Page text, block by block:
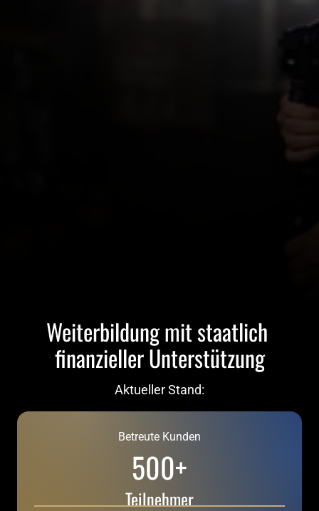
Weiterbildung mit staatlich
finanzieller Unterstützung
Aktueller Stand:
Betreute Kunden
500+
Teilnehmer